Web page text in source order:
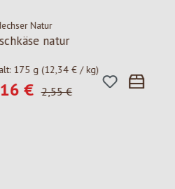
natur
(12,34 € / kg)
Regulärer Preis:
2,55 €